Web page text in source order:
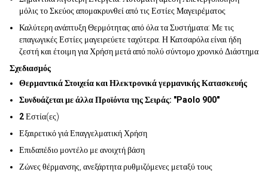
μόλις το Σκεύος απομακρυνθεί από τις Εστίες Μαγειρέματος
Καλύτερη ανάπτυξη Θερμότητας από όλα τα Συστήματα: Με τις
επαγωγικές Εστίες μαγειρεύετε ταχύτερα. Η Κατσαρόλα είναι ήδη
ζεστή και έτοιμη για Χρήση μετά από πολύ σύντομο χρονικό Διάστημα
Σχεδιασμός
Θερμαντικά Στοιχεία και Ηλεκτρονικά γερμανικής Κατασκευής
Συνδυάζεται με άλλα Προϊόντα της Σειράς: "Paolo 900"
2Εστία(ες)
Εξαιρετικό γιά Επαγγελματική Χρήση
Επιδαπέδιο μοντέλο με ανοιχτή βάση
Ζώνες θέρμανσης, ανεξάρτητα ρυθμιζόμενες μεταξύ τους